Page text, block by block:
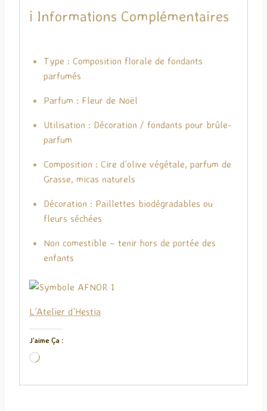
ℹ️ Informations Complémentaires
Type : Composition florale de fondants
parfumés
Parfum : Fleur de Noël
Utilisation : Décoration / fondants pour brûle-
parfum
Composition : Cire d’olive végétale, parfum de
Grasse, micas naturels
Décoration : Paillettes biodégradables ou
fleurs séchées
Non comestible – tenir hors de portée des
enfants
L’Atelier d’Hestia
J’aime Ça :
C
a